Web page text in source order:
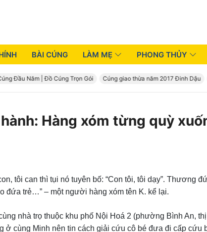
BÀI CÚNG LÀM MẸ PHONG THỦY
Năm | Đồ Cúng Trọn Gói Cúng giao thừa năm 2017 Đinh Dậu
Hàng xóm từng quỳ
tôi can thì tụi nó tuyên bố: “Con tôi, tôi dạy”. Thương
đứa trẻ…” – một người hàng xóm tên K. kể lại.
nhà trọ thuộc khu phố Nội Hoá 2 (phường Bình An,
ở cùng Minh nên tin cách giải cứu cô bé đưa đi cấp cứu